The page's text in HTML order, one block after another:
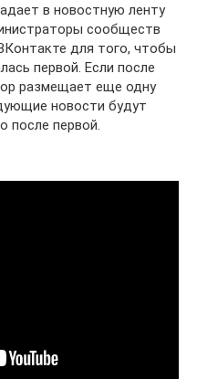
в новостную ленту
сообществ
для того, чтобы
первой. Если после
размещает еще одну
новости будут
после первой.